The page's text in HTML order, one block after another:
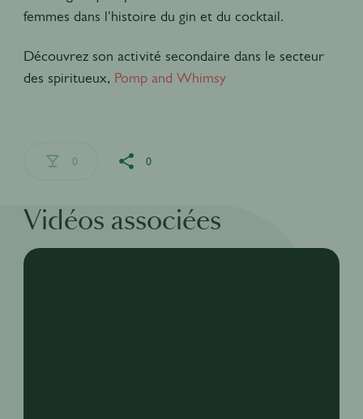
femmes dans l'histoire du gin et du cocktail.
Découvrez son activité secondaire dans le secteur
des spiritueux, Pomp and Whimsy
0 0
Vidéos associées